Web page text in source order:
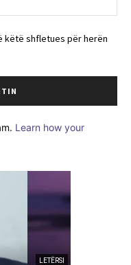
këtë shfletues për herën
Learn how your